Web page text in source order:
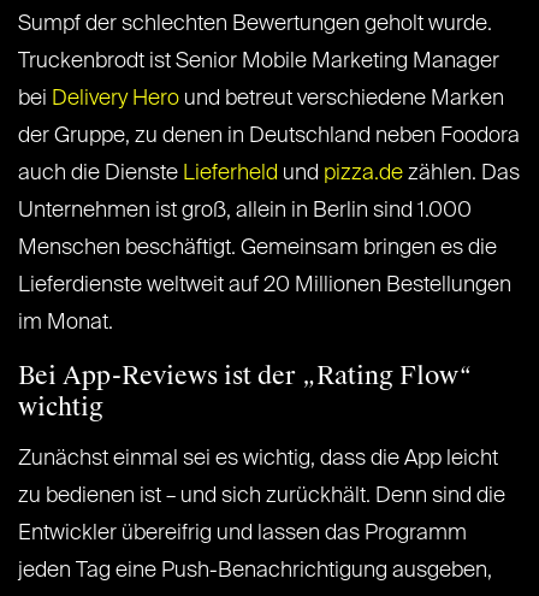
Sumpf der schlechten Bewertungen geholt wurde.
Truckenbrodt ist Senior Mobile Marketing Manager
bei Delivery Hero und betreut verschiedene Marken
der Gruppe, zu denen in Deutschland neben Foodora
auch die Dienste Lieferheld und pizza.de zählen. Das
Unternehmen ist groß, allein in Berlin sind 1.000
Menschen beschäftigt. Gemeinsam bringen es die
Lieferdienste weltweit auf 20 Millionen Bestellungen
im Monat.
Bei App-Reviews ist der „Rating Flow“
wichtig
Zunächst einmal sei es wichtig, dass die App leicht
zu bedienen ist – und sich zurückhält. Denn sind die
Entwickler übereifrig und lassen das Programm
jeden Tag eine Push-Benachrichtigung ausgeben,